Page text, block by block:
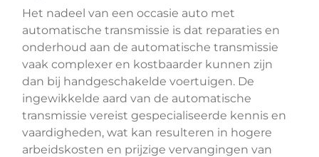
Het nadeel van een occasie auto met
automatische transmissie is dat reparaties en
onderhoud aan de automatische transmissie
vaak complexer en kostbaarder kunnen zijn
dan bij handgeschakelde voertuigen. De
ingewikkelde aard van de automatische
transmissie vereist gespecialiseerde kennis en
vaardigheden, wat kan resulteren in hogere
arbeidskosten en prijzige vervangingen van